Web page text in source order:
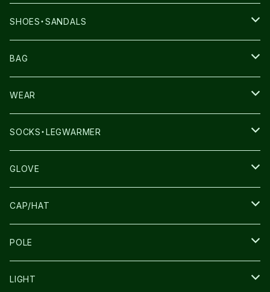
SHOES・SANDALS
NNORMAL
TERREX
THE NORTH FACE
SALOMON
LA SPORTIVA
TECNICA
TOPO
BAG
THE NORTH FACE
SALOMON
ULTIMATE DIRECTION
NNormal
COMPRESSPORT
ULTRASPIRE
WEAR
SALOMON
LA SPORTIVA
RUN AMOK
NNormal
SOCKS・LEGWARMER
DRYMAX
ULTIMATE DIRECTIN
R×L
GLOVE
SALOMON
ULTIMATE DIRECTION
R×L
CAP/HAT
LA SPORTIVA
COMPRESSPORT
POLE
MOUNTAIN KING
LIGHT